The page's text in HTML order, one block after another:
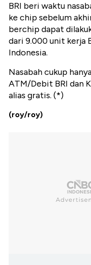
BRI beri waktu
ke chip sebelum
berchip dapat
dari 9.000 unit kerja
Indonesia.
Nasabah cukup
ATM/Debit BRI dan
alias gratis. (*)
(roy/roy)